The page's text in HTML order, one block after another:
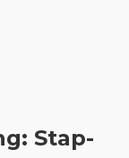
Stap-